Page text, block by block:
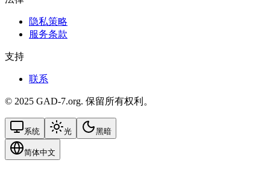
隐私策略
服务条款
支持
联系
© 2025 GAD-7.org. 保留所有权利。
系统 光 黑暗
简体中文